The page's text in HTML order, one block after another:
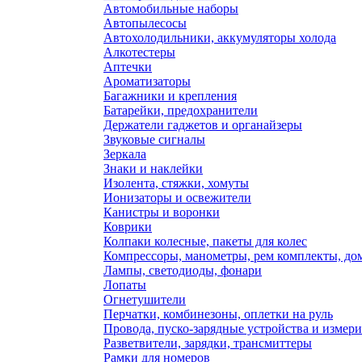
Автомобильные наборы
Автопылесосы
Автохолодильники, аккумуляторы холода
Алкотестеры
Аптечки
Ароматизаторы
Багажники и крепления
Батарейки, предохранители
Держатели гаджетов и органайзеры
Звуковые сигналы
Зеркала
Знаки и наклейки
Изолента, стяжки, хомуты
Ионизаторы и освежители
Канистры и воронки
Коврики
Колпаки колесные, пакеты для колес
Компрессоры, манометры, рем комплекты,
Лампы, светодиоды, фонари
Лопаты
Огнетушители
Перчатки, комбинезоны, оплетки на руль
Провода, пуско-зарядные устройства и
Разветвители, зарядки, трансмиттеры
Рамки для номеров